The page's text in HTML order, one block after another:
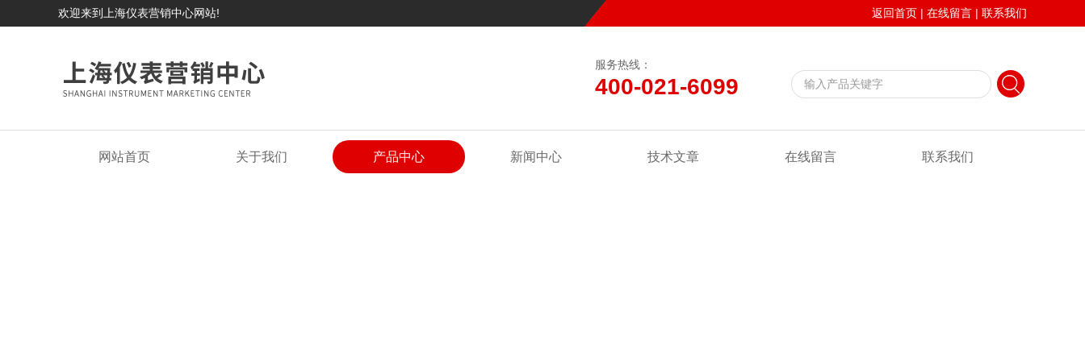
欢迎来到上海仪表营销中心网站! 返回首页 | 在线留言 | 联系我们
服务热线：
400-021-6099
网站首页 关于我们 产品中心 新闻中心 技术文章 在线留言 联系我们